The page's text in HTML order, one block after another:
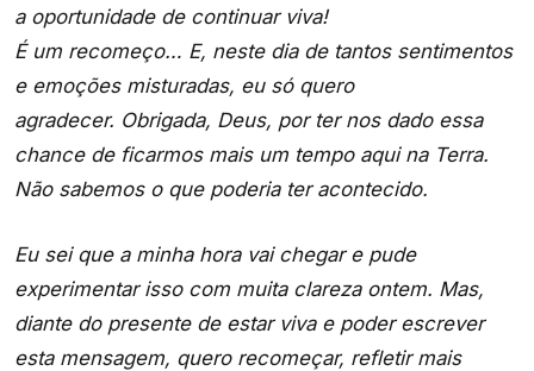
a oportunidade de continuar viva!
É um recomeço… E, neste dia de tantos sentimentos
e emoções misturadas, eu só quero
agradecer. Obrigada, Deus, por ter nos dado essa
chance de ficarmos mais um tempo aqui na Terra.
Não sabemos o que poderia ter acontecido.
Eu sei que a minha hora vai chegar e pude
experimentar isso com muita clareza ontem. Mas,
diante do presente de estar viva e poder escrever
esta mensagem, quero recomeçar, refletir mais